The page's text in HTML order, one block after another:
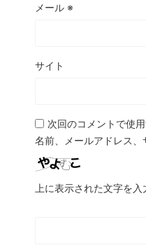
メール ※
サイト
次回のコメントで使
名前、メールアドレス、
上に表示された文字を入